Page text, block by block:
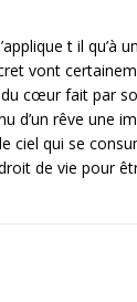
t il qu’à
vont
cœur fait par
d’un rêve une
ciel qui se
de vie pour